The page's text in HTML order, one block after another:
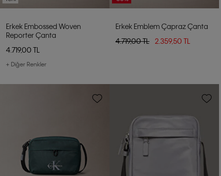
Erkek Embossed Woven
Reporter Çanta
4.719,00 TL
+ Diğer Renkler
Erkek Emblem Çapraz Çanta
4.719,00 TL
2.359,50 TL